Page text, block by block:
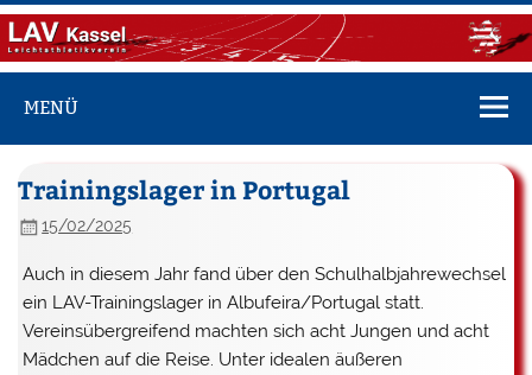
Zum
Inhalt
springen
LAV Kassel
MENÜ
Trainingslager in Portugal
15/02/2025
Auch in diesem Jahr fand über den Schulhalbjahrewechsel
ein LAV-Trainingslager in Albufeira/Portugal statt.
Vereinsübergreifend machten sich acht Jungen und acht
Mädchen auf die Reise. Unter idealen äußeren